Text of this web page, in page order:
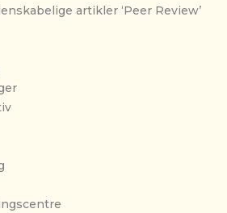
artikler ‘Peer Review’